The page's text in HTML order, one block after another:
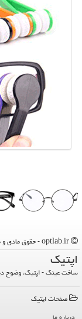
اپتیك
ساخت عینک - اپتیک، وضوح
صفحات اپتیك